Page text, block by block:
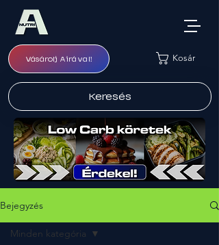
Vásárolj Airával! Kosár
Keresés
Bejegyzés
Minden kategória